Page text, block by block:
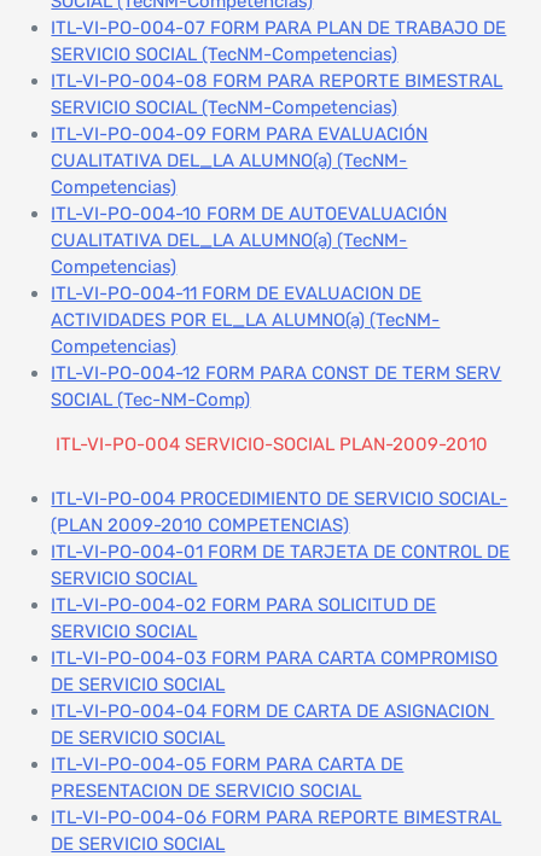
ITL-VI-PO-004-07 FORM PARA PLAN DE TRABAJO DE
SERVICIO SOCIAL (TecNM-Competencias)
ITL-VI-PO-004-08 FORM PARA REPORTE BIMESTRAL
SERVICIO SOCIAL (TecNM-Competencias)
ITL-VI-PO-004-09 FORM PARA EVALUACIÓN
CUALITATIVA DEL_LA ALUMNO(a) (TecNM-
Competencias)
ITL-VI-PO-004-10 FORM DE AUTOEVALUACIÓN
CUALITATIVA DEL_LA ALUMNO(a) (TecNM-
Competencias)
ITL-VI-PO-004-11 FORM DE EVALUACION DE
ACTIVIDADES POR EL_LA ALUMNO(a) (TecNM-
Competencias)
ITL-VI-PO-004-12 FORM PARA CONST DE TERM SERV
SOCIAL (Tec-NM-Comp)
ITL-VI-PO-004 SERVICIO-SOCIAL PLAN-2009-2010
ITL-VI-PO-004 PROCEDIMIENTO DE SERVICIO SOCIAL-
(PLAN 2009-2010 COMPETENCIAS)
ITL-VI-PO-004-01 FORM DE TARJETA DE CONTROL DE
SERVICIO SOCIAL
ITL-VI-PO-004-02 FORM PARA SOLICITUD DE
SERVICIO SOCIAL
ITL-VI-PO-004-03 FORM PARA CARTA COMPROMISO
DE SERVICIO SOCIAL
ITL-VI-PO-004-04 FORM DE CARTA DE ASIGNACION
DE SERVICIO SOCIAL
ITL-VI-PO-004-05 FORM PARA CARTA DE
PRESENTACION DE SERVICIO SOCIAL
ITL-VI-PO-004-06 FORM PARA REPORTE BIMESTRAL
DE SERVICIO SOCIAL